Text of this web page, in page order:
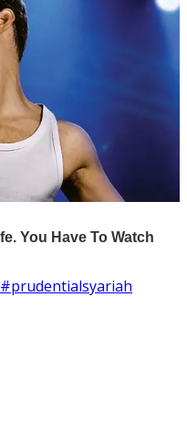
#prudentialsyariah